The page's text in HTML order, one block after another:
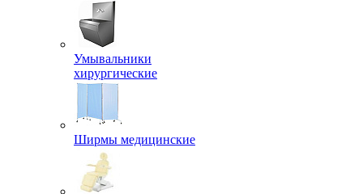
Умывальники
хирургические
Ширмы медицинские